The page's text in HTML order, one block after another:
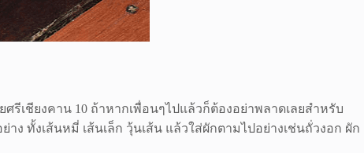
เชียงคาน 10 ถ้าหากเพื่อนๆไปแล้วก็ต้องอย่าพลาดเลยสำหรับ
ทั้งเส้นหมี่ เส้นเล็ก วุ้นเส้น แล้วใส่ผักตามไปอย่างเช่นถั่วงอก ผัก